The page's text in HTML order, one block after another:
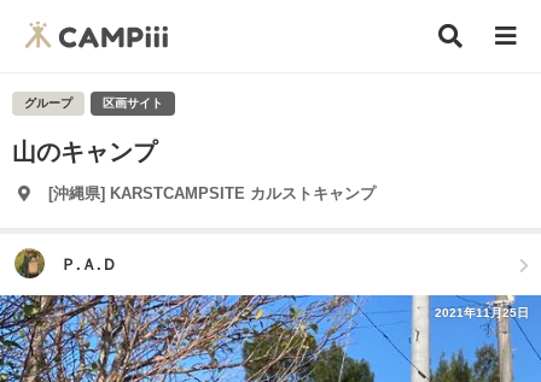
グループ 区画サイト
山のキャンプ
[沖縄県] KARSTCAMPSITE カルストキャンプ
Ｐ.Ａ.Ｄ
2021年11月25日